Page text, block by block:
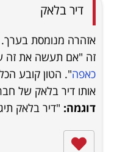
דיר בלאק
אזהרה מנומסת
זה "אם תעשה את זה
כאפה". הטון קובע
אותו דיר בלאק של
דוגמה: "דיר בלאק